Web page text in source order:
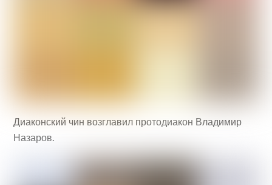
Диаконский чин возглавил протодиакон Владимир
Назаров.